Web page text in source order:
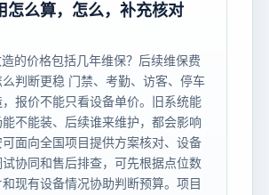
怎么算，怎么，补充核对
的价格包括几年维保？后续维保费
判断更稳 门禁、考勤、访客、停车
报价不能只看设备单价。旧系统能
不能装、后续谁来维护，都会影响
面向全国项目提供方案核对、设备
协同和售后排查，可先根据点位数
现有设备情况协助判断预算。项目